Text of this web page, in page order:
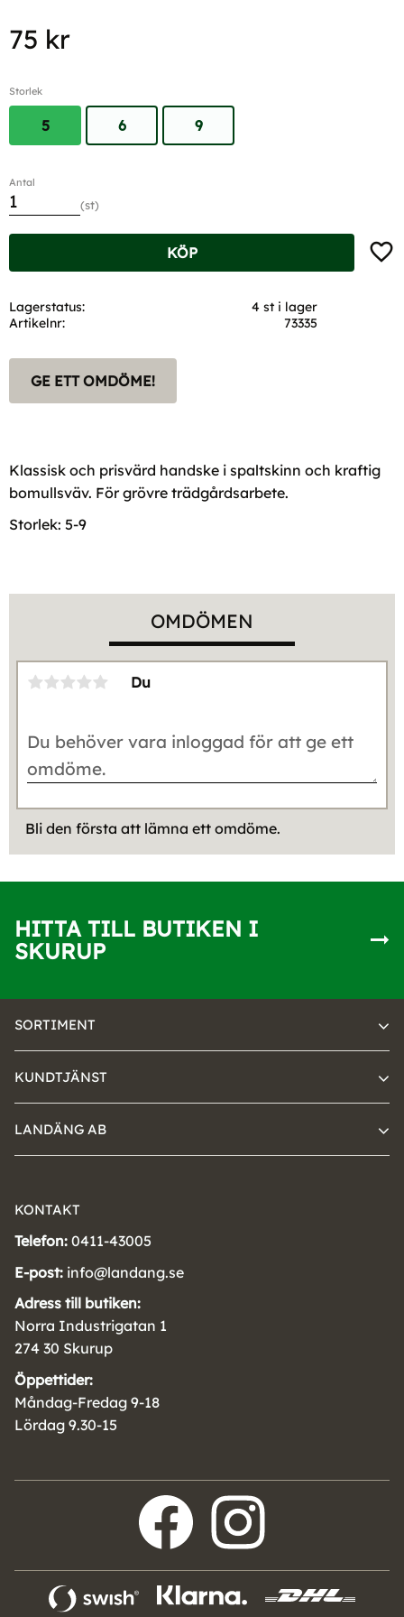
75 kr
Storlek
5 6 9
Antal
st
KÖP
Lagerstatus
4 st i lager
Artikelnr
73335
GE ETT OMDÖME!
Klassisk och prisvärd handske i spaltskinn och kraftig
bomullsväv. För grövre trädgårdsarbete.
Storlek: 5-9
OMDÖMEN
Du
Bli den första att lämna ett omdöme.
HITTA TILL BUTIKEN I
SKURUP
SORTIMENT
KUNDTJÄNST
LANDÄNG AB
KONTAKT
Telefon: 0411-43005
E-post: info@landang.se
Adress till butiken:
Norra Industrigatan 1
274 30 Skurup
Öppettider:
Måndag-Fredag 9-18
Lördag 9.30-15